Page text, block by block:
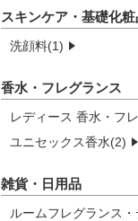
スキンケア・基礎化粧
洗顔料(1)
香水・フレグランス
レディース 香水・フ
ユニセックス香水(2)
雑貨・日用品
ルームフレグランス